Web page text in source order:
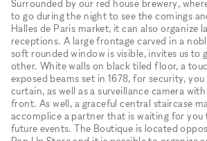
Surrounded by our red house brewery,
to go during the night to see the comings
Halles de Paris market, it can also organize
receptions. A large frontage carved in a
soft rounded window is visible, invites us to
other. White walls on black tiled floor, a
exposed beams set in 1678, for security,
curtain, as well as a surveillance camera
front. As well, a graceful central staircase
accomplice a partner that is waiting for you
future events. The Boutique is located